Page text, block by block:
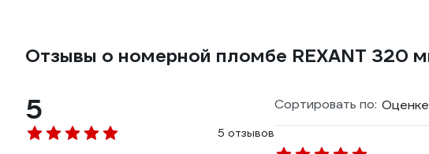
Отзывы о номерной пломбе REXANT 320
5
5 отзывов
Сортировать по: Оценке